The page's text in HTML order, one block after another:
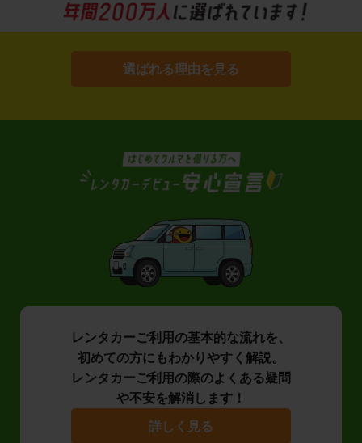
選ばれる理由を見る
レンタカーご利用の基本的な流れを、
初めての方にもわかりやすく解説。
レンタカーご利用の際のよくある疑問
や不安を解消します！
詳しく見る